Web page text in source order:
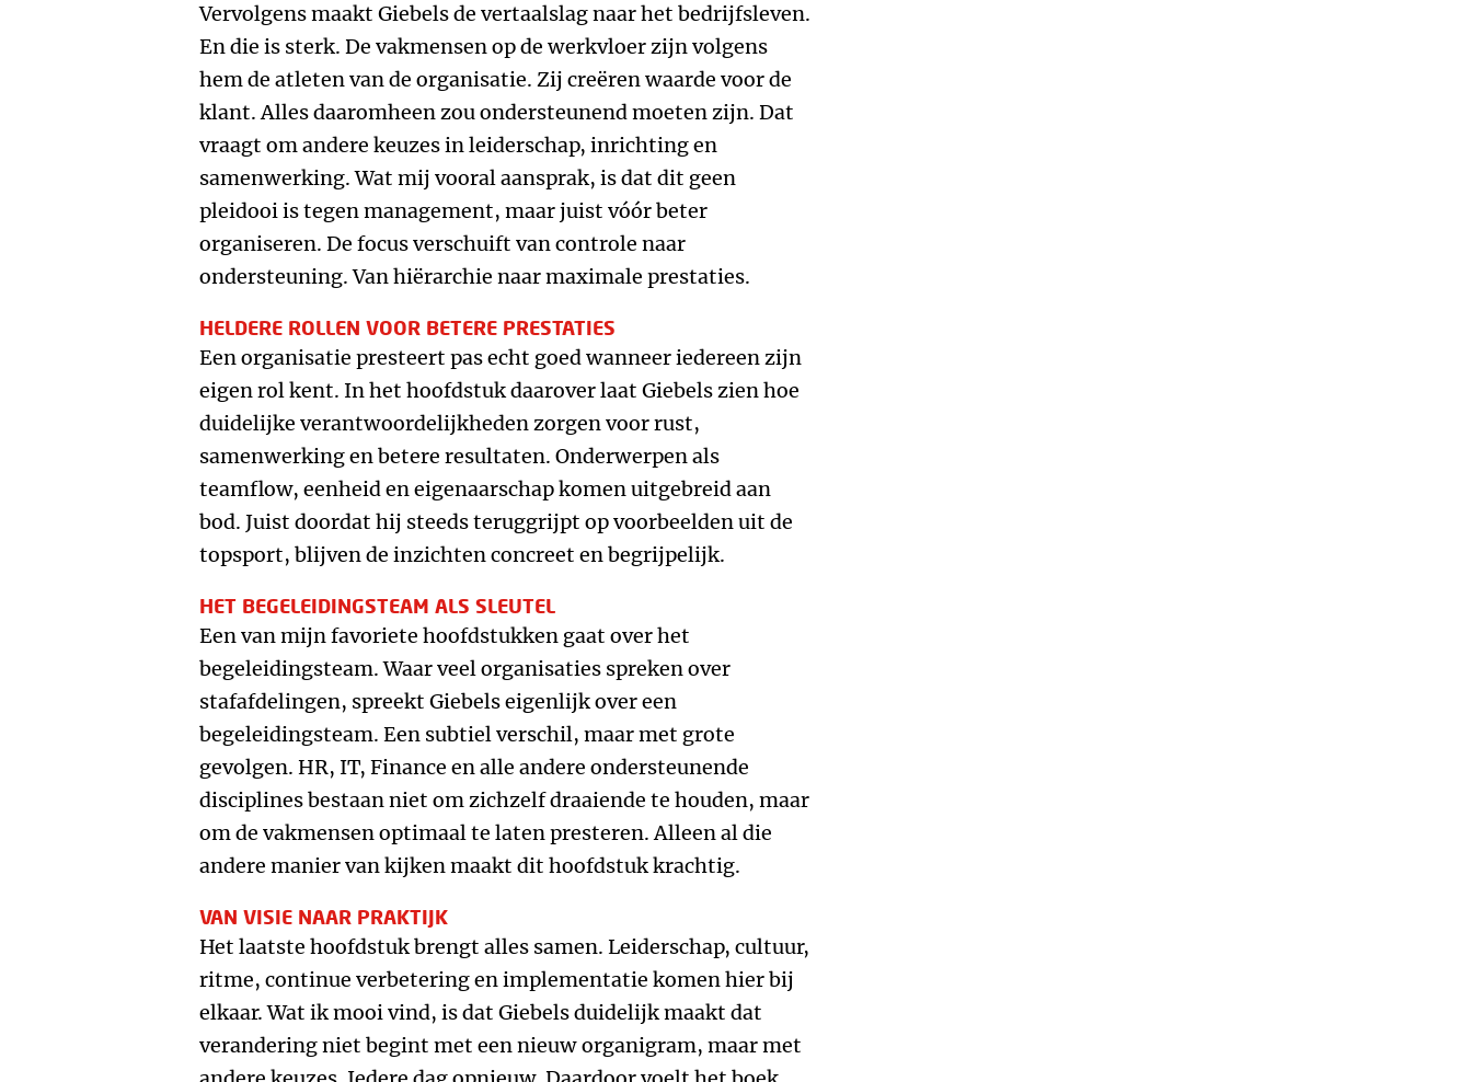
Vervolgens maakt Giebels de vertaalslag naar het bedrijfsleven.
En die is sterk. De vakmensen op de werkvloer zijn volgens
hem de atleten van de organisatie. Zij creëren waarde voor de
klant. Alles daaromheen zou ondersteunend moeten zijn. Dat
vraagt om andere keuzes in leiderschap, inrichting en
samenwerking. Wat mij vooral aansprak, is dat dit geen
pleidooi is tegen management, maar juist vóór beter
organiseren. De focus verschuift van controle naar
ondersteuning. Van hiërarchie naar maximale prestaties.
HELDERE ROLLEN VOOR BETERE PRESTATIES
Een organisatie presteert pas echt goed wanneer iedereen zijn
eigen rol kent. In het hoofdstuk daarover laat Giebels zien hoe
duidelijke verantwoordelijkheden zorgen voor rust,
samenwerking en betere resultaten. Onderwerpen als
teamflow, eenheid en eigenaarschap komen uitgebreid aan
bod. Juist doordat hij steeds teruggrijpt op voorbeelden uit de
topsport, blijven de inzichten concreet en begrijpelijk.
HET BEGELEIDINGSTEAM ALS SLEUTEL
Een van mijn favoriete hoofdstukken gaat over het
begeleidingsteam. Waar veel organisaties spreken over
stafafdelingen, spreekt Giebels eigenlijk over een
begeleidingsteam. Een subtiel verschil, maar met grote
gevolgen. HR, IT, Finance en alle andere ondersteunende
disciplines bestaan niet om zichzelf draaiende te houden, maar
om de vakmensen optimaal te laten presteren. Alleen al die
andere manier van kijken maakt dit hoofdstuk krachtig.
VAN VISIE NAAR PRAKTIJK
Het laatste hoofdstuk brengt alles samen. Leiderschap, cultuur,
ritme, continue verbetering en implementatie komen hier bij
elkaar. Wat ik mooi vind, is dat Giebels duidelijk maakt dat
verandering niet begint met een nieuw organigram, maar met